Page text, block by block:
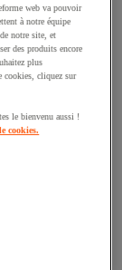
web va pouvoir
à notre équipe
notre site, et
des produits encore
plus
cookies, cliquez sur
le bienvenu aussi !
cookies.